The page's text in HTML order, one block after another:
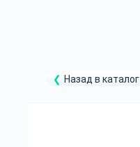
Назад в каталог